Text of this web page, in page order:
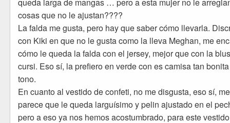
queda larga de mangas … pero a esta mujer no le
cosas que no le ajustan????
La falda me gusta, pero hay que saber cómo llevarla.
con Kiki en que no le gusta como la lleva Meghan, me
cómo le queda la falda con el jersey, mejor que con la
cursi. Eso sí, la prefiero en verde con es camisa tan
tono.
En cuanto al vestido de confeti, no me disgusta, eso sí, me
parece que le queda larguísimo y pelin ajustado en el
pero a eso ya nos hemos acostumbrado, para este